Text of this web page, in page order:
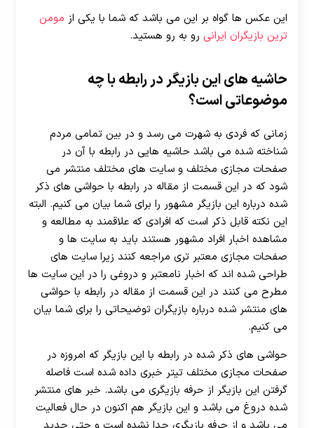
30 تا 50 درصد شارژ هدیه بیشتر فقط با ثبت نام در
این عکس ها گواه بر این می باشد که شما با یکی از مومن
ترین بازیگران ایرانی رو به رو هستید.
حاشیه های این بازیگر در رابطه با چه
موضوعاتی است؟
زمانی که فردی به شهرت می ‌رسد و در بین تمامی مردم
شناخته شده می باشد حاشیه هایی در رابطه با آن در
صفحات مجازی مختلف و سایت های مختلف منتشر می
‌شود که در این قسمت از مقاله در رابطه با حواشی های ذکر
شده درباره این بازیگر مشهور را برای شما بیان می کنیم. البته
این نکته قابل ذکر است که افرادی که علاقمند به مطالعه و
مشاهده اخبار افراد مشهور هستند باید به سایت ها و
صفحات مجازی معتبر تری مراجعه کنند زیرا سایت های
طراحی شده اند که اخبار نامعتبر و دروغی را در این سایت ها
مطرح می ‌کنند در این قسمت از مقاله در رابطه با حواشی
های منتشر شده درباره بازیگران توضیحاتی را برای شما بیان
می کنیم.
حواشی های ذکر شده در رابطه با این بازیگر که امروزه در
صفحات مجازی مختلف تیتر خبری داده شده است فاصله
گرفتن این بازیگر از حرفه‌ بازیگری می باشد. خبر های منتشر
شده دروغ می باشد و این بازیگر هم اکنون در حال فعالیت